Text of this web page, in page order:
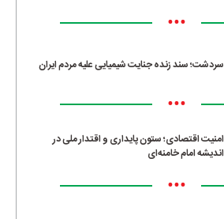
•••
سردشت؛ سند زنده جنایت شیمیایی علیه مردم ایران
•••
امنیت اقتصادی؛ ستون پایداری و اقتدار ملی در
اندیشه امام خامنه‌ای
•••